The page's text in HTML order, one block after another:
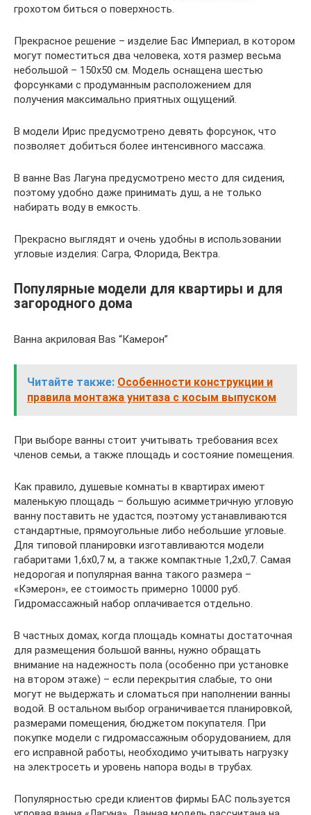
грохотом биться о поверхность.
Прекрасное решение – изделие Бас Империал, в котором
могут поместиться два человека, хотя размер весьма
небольшой – 150х50 см. Модель оснащена шестью
форсунками с продуманным расположением для
получения максимально приятных ощущений.
В модели Ирис предусмотрено девять форсунок, что
позволяет добиться более интенсивного массажа.
В ванне Bas Лагуна предусмотрено место для сидения,
поэтому удобно даже принимать душ, а не только
набирать воду в емкость.
Прекрасно выглядят и очень удобны в использовании
угловые изделия: Сагра, Флорида, Вектра.
Популярные модели для квартиры и для
загородного дома
Ванна акриловая Bas “Камерон”
Читайте также: Особенности конструкции и
правила монтажа унитаза с косым выпуском
При выборе ванны стоит учитывать требования всех
членов семьи, а также площадь и состояние помещения.
Как правило, душевые комнаты в квартирах имеют
маленькую площадь – большую асимметричную угловую
ванну поставить не удастся, поэтому устанавливаются
стандартные, прямоугольные либо небольшие угловые.
Для типовой планировки изготавливаются модели
габаритами 1,6х0,7 м, а также компактные 1,2х0,7. Самая
недорогая и популярная ванна такого размера –
«Кэмерон», ее стоимость примерно 10000 руб.
Гидромассажный набор оплачивается отдельно.
В частных домах, когда площадь комнаты достаточная
для размещения большой ванны, нужно обращать
внимание на надежность пола (особенно при установке
на втором этаже) – если перекрытия слабые, то они
могут не выдержать и сломаться при наполнении ванны
водой. В остальном выбор ограничивается планировкой,
размерами помещения, бюджетом покупателя. При
покупке модели с гидромассажным оборудованием, для
его исправной работы, необходимо учитывать нагрузку
на электросеть и уровень напора воды в трубах.
Популярностью среди клиентов фирмы БАС пользуется